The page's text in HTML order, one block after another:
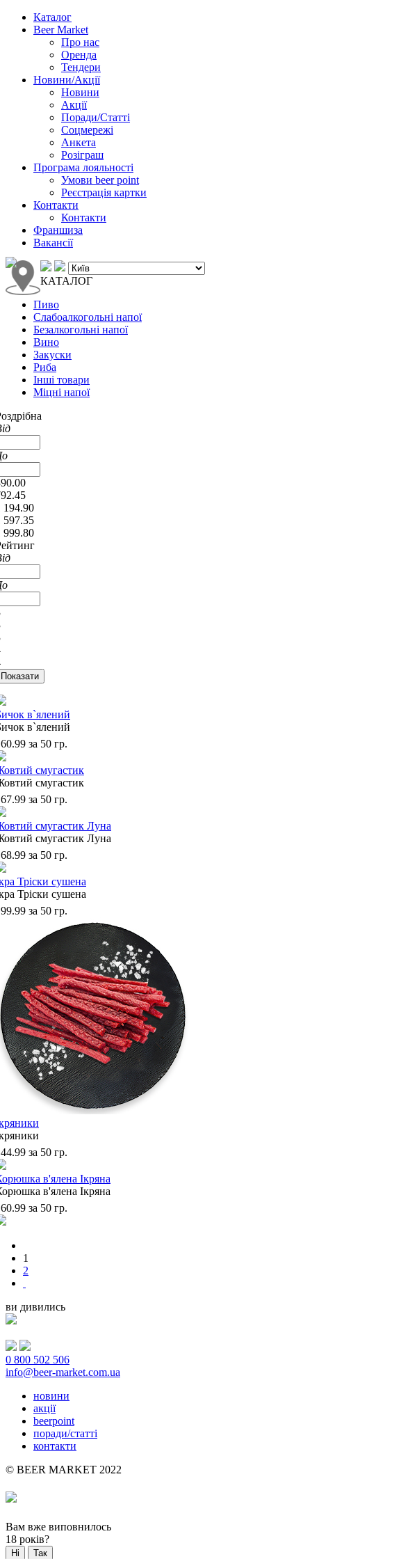
Каталог
Beer Market
Про нас
Оренда
Тендери
Новини/Акції
Новини
Акції
Поради/Статті
Соцмережі
Анкета
Розіграш
Програма лояльності
Умови beer point
Реєстрація картки
Контакти
Контакти
Франшиза
Вакансії
КАТАЛОГ
Пиво
Слабоалкогольні напої
Безалкогольні напої
Вино
Закуски
Риба
Інші товари
Міцні напої
194.90
597.35
999.80
в`ялений
в`ялений
60.99 за 50 гр.
смугастик
смугастик
67.99 за 50 гр.
смугастик Луна
смугастик Луна
68.99 за 50 гр.
Тріски сушена
Тріски сушена
99.99 за 50 гр.
44.99 за 50 гр.
в'ялена Ікряна
в'ялена Ікряна
60.99 за 50 гр.
1
2
ви дивились
0 800 502 506
info@beer-market.com.ua
новини
акції
beerpoint
поради/статті
контакти
© BEER MARKET 2022
Вам вже виповнилось
18 років?
Ні Так